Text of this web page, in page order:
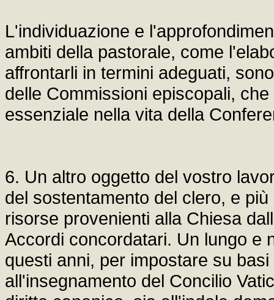
L'individuazione e
ambiti della pastorale, come
affrontarli in termini adeguati,
delle Commissioni episcopali,
essenziale nella vita della
6. Un altro oggetto del vostro
del sostentamento del clero, e
risorse provenienti alla Chiesa
Accordi concordatari. Un lungo e
questi anni, per impostare su
all'insegnamento del Concilio